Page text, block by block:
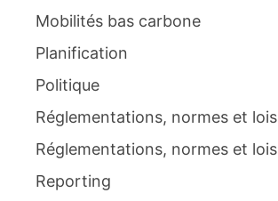
Mobilités bas carbone
Planification
Politique
Réglementations, normes et lois
Réglementations, normes et lois
Reporting